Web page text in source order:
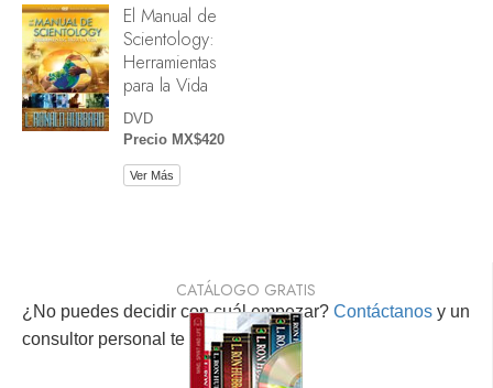
El Manual de
Scientology:
Herramientas
para la Vida
DVD
Precio MX$420
Ver Más
¿No puedes decidir con cuál empezar? Contáctanos y un
consultor personal te ayudará.
CATÁLOGO GRATIS